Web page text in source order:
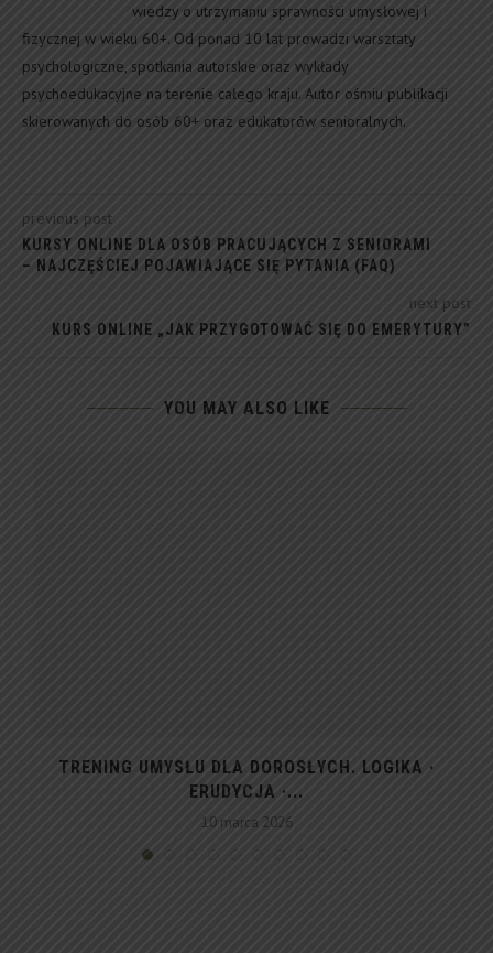
wiedzy o utrzymaniu sprawności umysłowej i
fizycznej w wieku 60+. Od ponad 10 lat prowadzi warsztaty
psychologiczne, spotkania autorskie oraz wykłady
psychoedukacyjne na terenie całego kraju. Autor ośmiu publikacji
skierowanych do osób 60+ oraz edukatorów senioralnych.
previous post
KURSY ONLINE DLA OSÓB PRACUJĄCYCH Z SENIORAMI
– NAJCZĘŚCIEJ POJAWIAJĄCE SIĘ PYTANIA (FAQ)
next post
KURS ONLINE „JAK PRZYGOTOWAĆ SIĘ DO EMERYTURY”
YOU MAY ALSO LIKE
TRENING UMYSŁU DLA DOROSŁYCH. LOGIKA ·
ERUDYCJA ·...
10 marca 2026